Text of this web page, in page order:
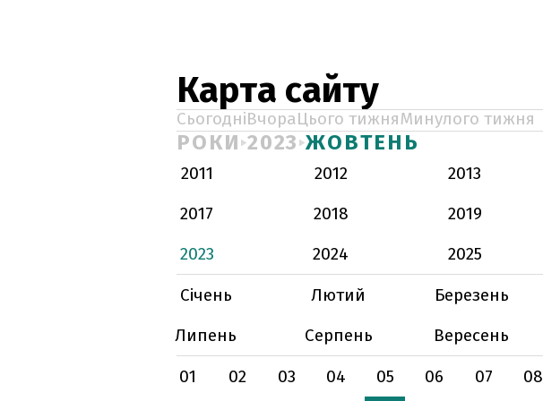
Карта сайту
СьогодніВчораЦього тижняМинулого тижня
РОКИ 2023 ЖОВТЕНЬ
2011 2012 2013
2017
2018 2019
2023
2024 2025
Січень
Лютий Березень
Липень
Серпень Вересень
01
02 03 04 05 06 07 08